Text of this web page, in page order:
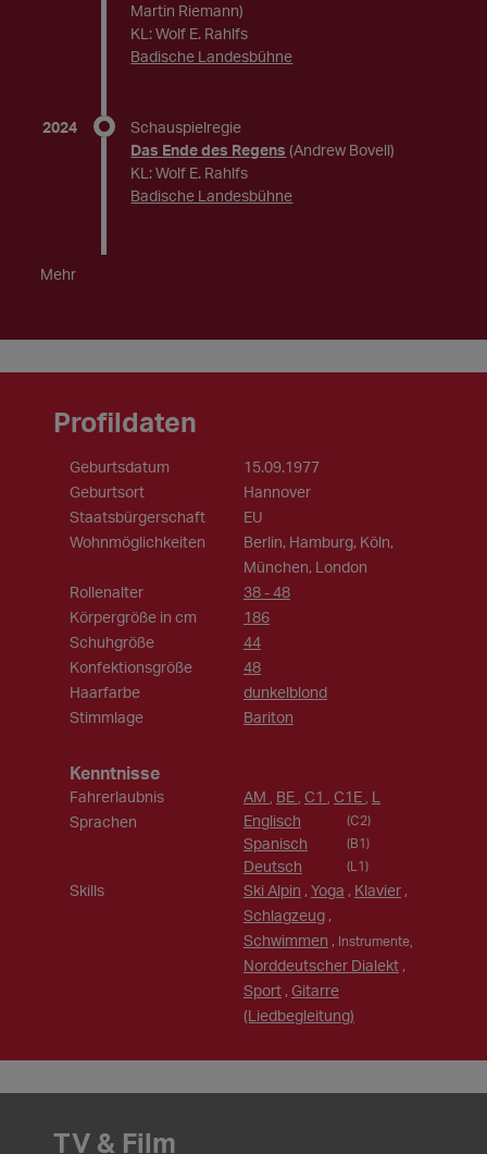
Martin Riemann)
KL: Wolf E. Rahlfs
Badische Landesbühne
2024
Schauspielregie
Das Ende des Regens (Andrew Bovell)
KL: Wolf E. Rahlfs
Badische Landesbühne
Mehr
Profildaten
Geburtsdatum
15.09.1977
Geburtsort
Hannover
Staatsbürgerschaft
EU
Wohnmöglichkeiten
Berlin, Hamburg, Köln,
München, London
Rollenalter
38 - 48
Körpergröße in cm
186
Schuhgröße
44
Konfektionsgröße
48
Haarfarbe
dunkelblond
Stimmlage
Bariton
Kenntnisse
Fahrerlaubnis AM , BE , C1 , C1E , L
Sprachen
Englisch (C2)
Spanisch (B1)
Deutsch (L1)
Skills Ski Alpin ,Yoga , Klavier,
Schlagzeug,
Schwimmen , Instrumente,
Norddeutscher Dialekt,
Sport,Gitarre
(Liedbegleitung)
TV & Film